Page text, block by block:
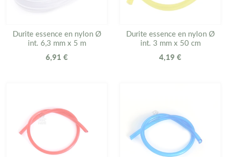
Durite essence en nylon Ø
int. 6,3 mm x 5 m
6,91 €
Durite essence en nylon Ø
int. 3 mm x 50 cm
4,19 €